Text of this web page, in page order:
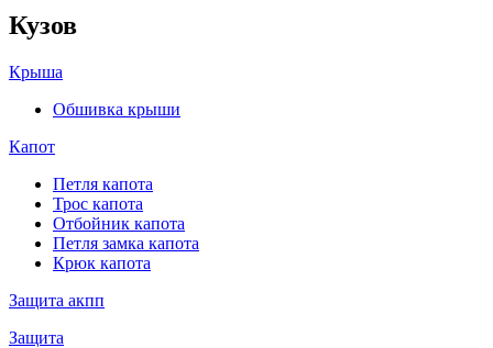
Кузов
Крыша
Обшивка крыши
Капот
Петля капота
Трос капота
Отбойник капота
Петля замка капота
Крюк капота
Защита акпп
Защита